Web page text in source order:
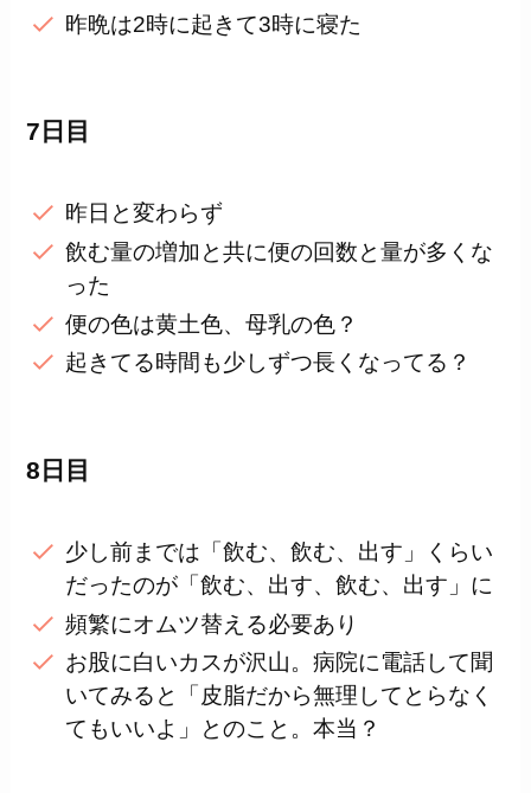
昨晩は2時に起きて3時に寝た
7日目
昨日と変わらず
飲む量の増加と共に便の回数と量が多くな
った
便の色は黄土色、母乳の色？
起きてる時間も少しずつ長くなってる？
8日目
少し前までは「飲む、飲む、出す」くらい
だったのが「飲む、出す、飲む、出す」に
頻繁にオムツ替える必要あり
お股に白いカスが沢山。病院に電話して聞
いてみると「皮脂だから無理してとらなく
てもいいよ」とのこと。本当？